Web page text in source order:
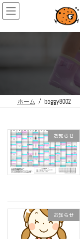
コ
ン
テ
ツ
ナ
ビ
ゲ
シ
ホーム boggy8002
お知らせ
お知らせ